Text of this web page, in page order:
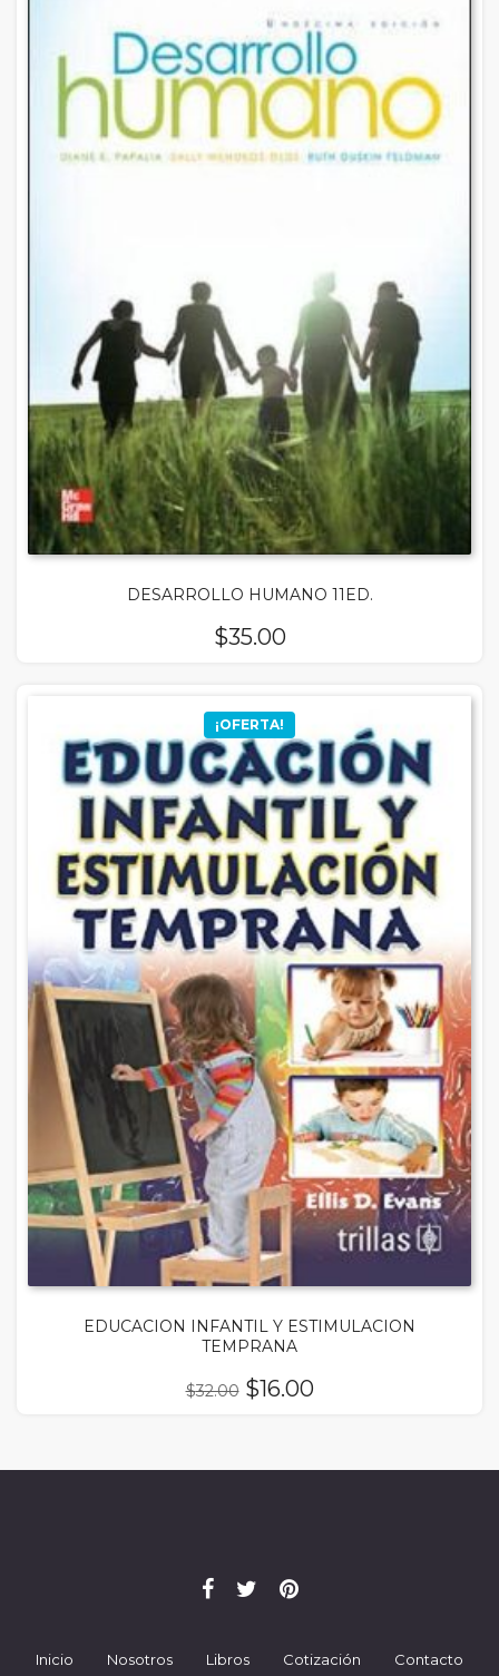
DESARROLLO HUMANO 11ED.
$35.00
¡OFERTA!
EDUCACION INFANTIL Y ESTIMULACION
TEMPRANA
$32.00 El
era:
$16.00El
es:
Inicio Nosotros Libros Cotización Contacto